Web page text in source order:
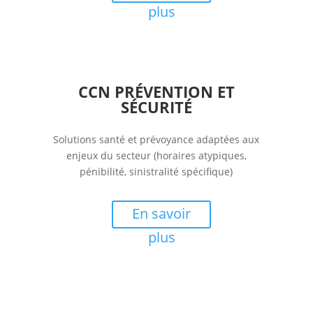
plus
CCN PRÉVENTION ET
SÉCURITÉ
Solutions santé et prévoyance adaptées aux
enjeux du secteur (horaires atypiques,
pénibilité, sinistralité spécifique)
En savoir
plus